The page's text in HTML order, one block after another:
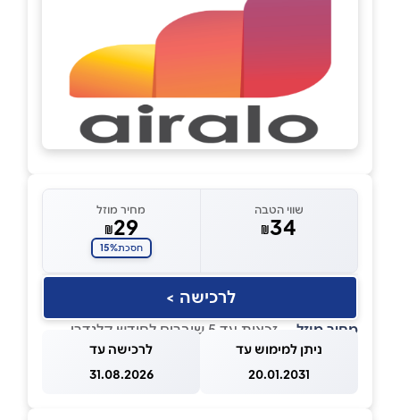
שווי הטבה
₪34
מחיר מוזל
₪29
חסכת15%
לרכישה >
מחיר מוזל — זכאות עד 5 שוברים לחודש קלנדרי
ניתן למימוש עד
20.01.2031
לרכישה עד
31.08.2026